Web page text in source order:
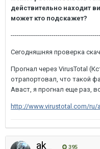
действительно находит
может кто подскажет?
Сегодняшняя проверка
Прогнал через VirusTotal
отрапортовал, что такой
Аваст, я прогнал еще раз,
http://www.virustotal.com/ru/
ak_ 395